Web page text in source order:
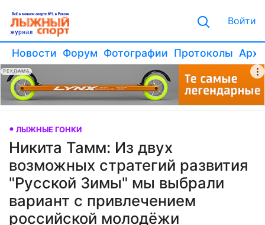
Войти
Новости Форум Фотографии Протоколы
РЕКЛАМА
ЛЫЖНЫЕ ГОНКИ
Никита Тамм: Из двух
возможных стратегий развития
"Русской Зимы" мы выбрали
вариант с привлечением
российской молодёжи